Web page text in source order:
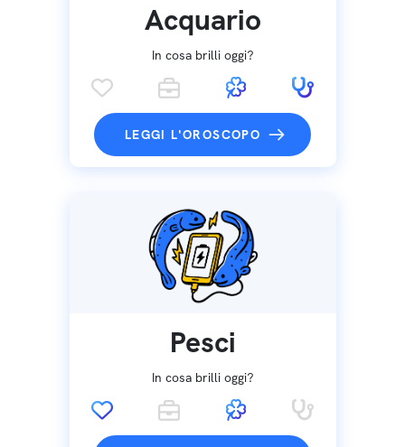
Acquario
In cosa brilli oggi?
LEGGI L'OROSCOPO
Pesci
In cosa brilli oggi?